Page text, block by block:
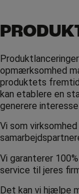
opmærksomhed
produktets
kan etablere en
generere
Vi som
Vi garanterer
service til jeres
Det kan vi hjælpe